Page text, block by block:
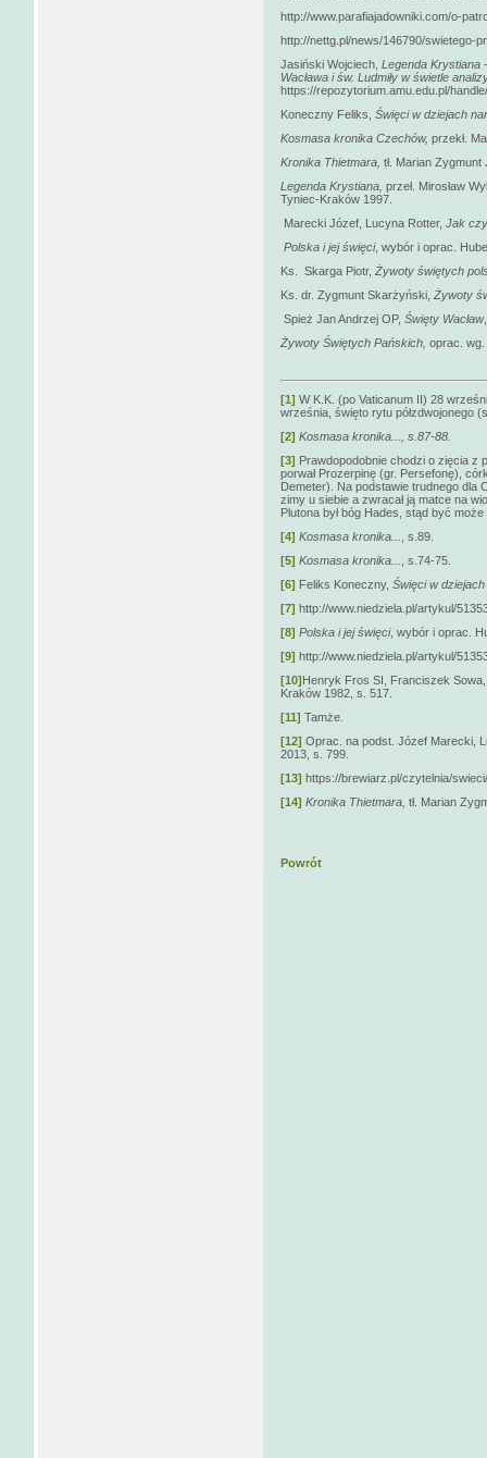
http://www.parafiajadowniki.com/o-
http://nettg.pl/news/146790/swietego-
Jasiński Wojciech, Legenda Krystiana
Wacława i św. Ludmiły w świetle
https://repozytorium.amu.edu.pl/
Koneczny Feliks, Święci w dziejach
Kosmasa kronika Czechów, przekł.
Kronika Thietmara, tł. Marian
Legenda Krystiana, przeł. Mirosław
Tyniec-Kraków 1997.
Marecki Józef, Lucyna Rotter, Jak
Polska i jej święci, wybór i oprac.
Ks. Skarga Piotr, Żywoty świętych
Ks. dr. Zygmunt Skarżyński, Żywoty
Spież Jan Andrzej OP, Święty Wacław
Żywoty Świętych Pańskich, oprac. wg.
[1] W K.K. (po Vaticanum II) 28
września, święto rytu półzdwojonego
[2] Kosmasa kronika..., s.87-88.
[3] Prawdopodobnie chodzi o zięcia z
porwał Prozerpinę (gr. Persefonę),
Demeter). Na podstawie trudnego dla
zimy u siebie a zwracał ją matce na
Plutona był bóg Hades, stąd być
[4] Kosmasa kronika...
, s.89.
[5] Kosmasa kronika...
, s.74-75.
[6] Feliks Koneczny, Święci w
[7] http://www.niedziela.pl/artykul/
[8] Polska i jej święci, wybór i oprac.
[9] http://www.niedziela.pl/artykul/
[10]Henryk Fros SI, Franciszek
Kraków 1982, s. 517.
[11] Tamże.
[12] Oprac. na podst. Józef Marecki,
2013, s. 799.
[13] https://brewiarz.pl/czytelnia/
[14] Kronika Thietmara, tł. Marian
Powrót